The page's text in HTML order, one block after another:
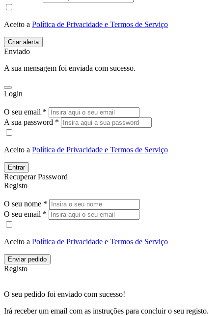
Aceito a Política de Privacidade e Termos de Serviço
Enviado
A sua mensagem foi enviada com sucesso.
Login
O seu email *
A sua password *
Aceito a Política de Privacidade e Termos de Serviço
Entrar
Recuperar Password
Registo
O seu nome *
O seu email *
Aceito a Política de Privacidade e Termos de Serviço
Enviar pedido
Registo
O seu pedido foi enviado com sucesso!
Irá receber um email com as instruções para concluir o seu registo.